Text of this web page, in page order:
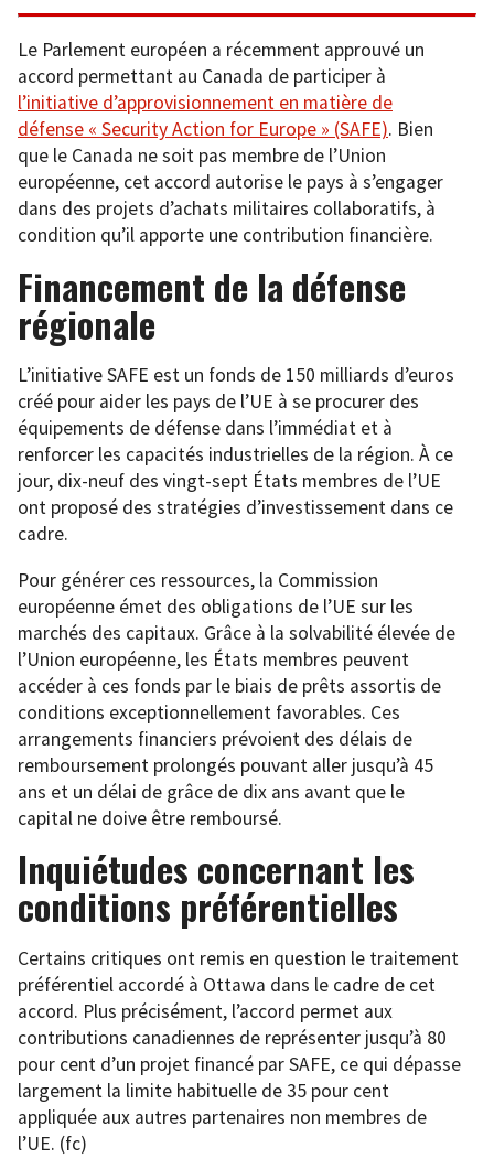
Le Parlement européen a récemment approuvé un
accord permettant au Canada de participer à
l’initiative d’approvisionnement en matière de
défense « Security Action for Europe » (SAFE). Bien
que le Canada ne soit pas membre de l’Union
européenne, cet accord autorise le pays à s’engager
dans des projets d’achats militaires collaboratifs, à
condition qu’il apporte une contribution financière.
Financement de la défense
régionale
L’initiative SAFE est un fonds de 150 milliards d’euros
créé pour aider les pays de l’UE à se procurer des
équipements de défense dans l’immédiat et à
renforcer les capacités industrielles de la région. À ce
jour, dix-neuf des vingt-sept États membres de l’UE
ont proposé des stratégies d’investissement dans ce
cadre.
Pour générer ces ressources, la Commission
européenne émet des obligations de l’UE sur les
marchés des capitaux. Grâce à la solvabilité élevée de
l’Union européenne, les États membres peuvent
accéder à ces fonds par le biais de prêts assortis de
conditions exceptionnellement favorables. Ces
arrangements financiers prévoient des délais de
remboursement prolongés pouvant aller jusqu’à 45
ans et un délai de grâce de dix ans avant que le
capital ne doive être remboursé.
Inquiétudes concernant les
conditions préférentielles
Certains critiques ont remis en question le traitement
préférentiel accordé à Ottawa dans le cadre de cet
accord. Plus précisément, l’accord permet aux
contributions canadiennes de représenter jusqu’à 80
pour cent d’un projet financé par SAFE, ce qui dépasse
largement la limite habituelle de 35 pour cent
appliquée aux autres partenaires non membres de
l’UE. (fc)